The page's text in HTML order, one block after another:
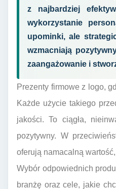
z najbardziej
wykorzystanie
upominki, ale
wzmacniają
zaangażowanie i
Prezenty firmowe z logo,
Każde użycie takiego
jakości. To ciągła,
pozytywny. W
oferują namacalną
Wybór odpowiednich
branżę oraz cele, jakie